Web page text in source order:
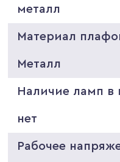
металл
Материал
Металл
Наличие ламп в
нет
Рабочее